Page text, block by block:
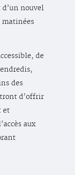
nouvel
de
des
d’offrir
et
aux